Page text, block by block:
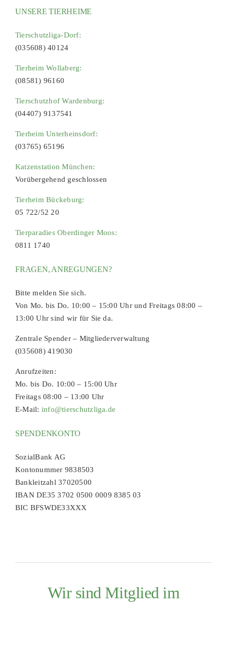
UNSERE TIERHEIME
Tierschutzliga-Dorf:
(035608) 40124
Tierheim Wollaberg:
(08581) 96160
Tierschutzhof Wardenburg:
(04407) 9137541
Tierheim Unterheinsdorf:
(03765) 65196
Katzenstation München:
Vorübergehend geschlossen
Tierheim Bückeburg:
05 722/52 20
Tierparadies Oberdinger Moos:
0811 1740
FRAGEN, ANREGUNGEN?
Bitte melden Sie sich.
Von Mo. bis Do. 10:00 – 15:00 Uhr und Freitags 08:00 –
13:00 Uhr sind wir für Sie da.
Zentrale Spender – Mitgliederverwaltung
(035608) 419030
Anrufzeiten:
Mo. bis Do. 10:00 – 15:00 Uhr
Freitags 08:00 – 13:00 Uhr
E-Mail: info@tierschutzliga.de
SPENDENKONTO
SozialBank AG
Kontonummer 9838503
Bankleitzahl 37020500
IBAN DE35 3702 0500 0009 8385 03
BIC BFSWDE33XXX
Wir sind Mitglied im